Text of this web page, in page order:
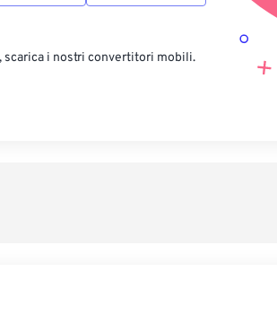
i nostri convertitori mobili.